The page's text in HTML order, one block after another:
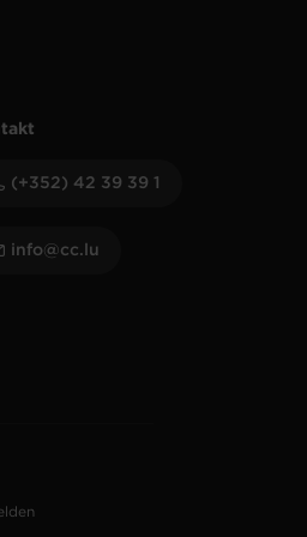
(+352) 42 39 39 1
info@cc.lu